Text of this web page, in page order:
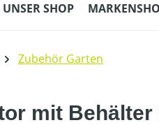
UNSER SHOP
Zubehör Garten
mit Behälter